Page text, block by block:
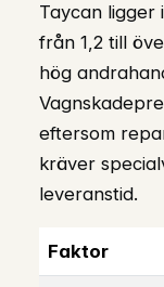
Taycan ligger
från 1,2 till
hög
eftersom
kräver
leveranstid.
Faktor